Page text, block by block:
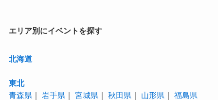
エリア別にイベントを探す
北海道
東北
青森県 ｜ 岩手県 ｜ 宮城県 ｜ 秋田県 ｜ 山形県 ｜ 福島県